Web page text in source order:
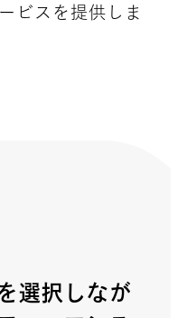
ビスを提供しま
選択しなが